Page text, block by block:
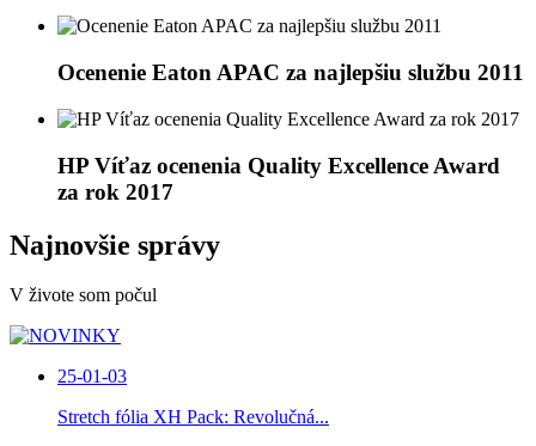
Ocenenie Eaton APAC za najlepšiu službu 2011
HP Víťaz ocenenia Quality Excellence Award
za rok 2017
Najnovšie správy
V živote som počul
25-01-03
Stretch fólia XH Pack: Revolučná...